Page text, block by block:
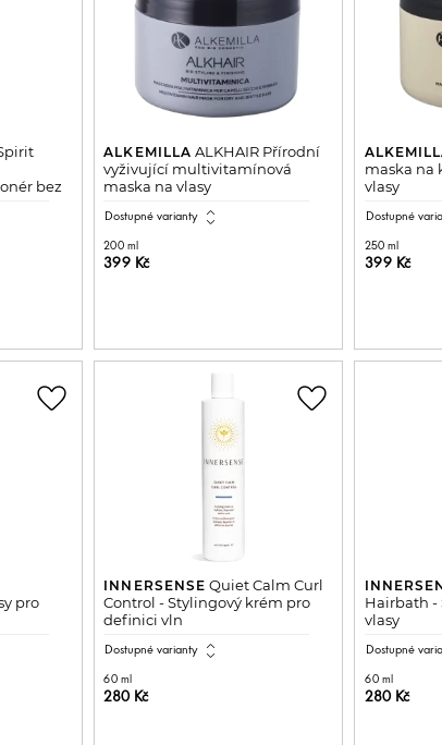
bez
ALKEMILLA ALKHAIR Přírodní
vyživující multivitamínová
maska na vlasy
Dostupné varianty expand_all
200 ml
399 Kč
maska na
vlasy
Dostupné
250 ml
399 Kč
pro
favorite_border
INNERSENSE Quiet Calm Curl
Control - Stylingový krém pro
definici vln
Dostupné varianty expand_all
60 ml
280 Kč
favorite_border
Hairbath -
vlasy
Dostupné
60 ml
280 Kč